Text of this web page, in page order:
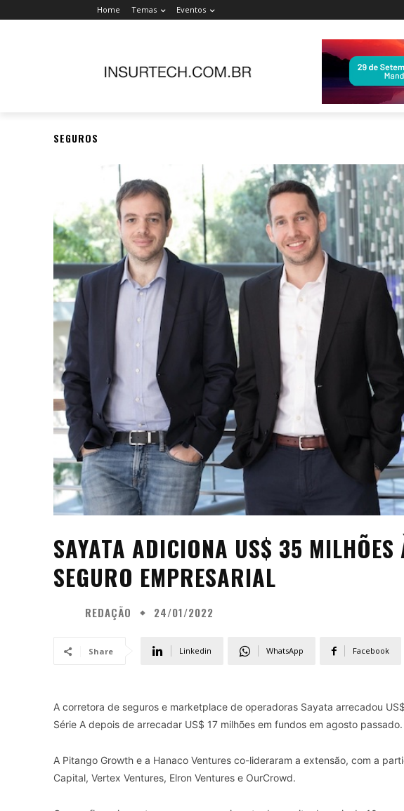
Home Temas Eventos
SEGUROS
SAYATA ADICIONA US$ 35 MILHÕES
SEGURO EMPRESARIAL
REDAÇÃO 24/01/2022
Share Linkedin WhatsApp Facebook
A corretora de seguros e marketplace de operadoras Sayata arrecadou
Série A depois de arrecadar US$ 17 milhões em fundos em agosto passado.
A Pitango Growth e a Hanaco Ventures co-lideraram a extensão, com a
Capital, Vertex Ventures, Elron Ventures e OurCrowd.